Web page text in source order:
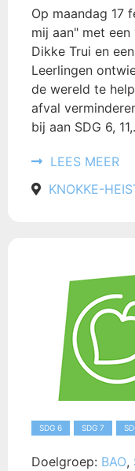
Op maandag 17
mij aan" met
Dikke Trui en
Leerlingen
de wereld te
afval
bij aan SDG 6,
LEES MEER
KNOKKE-
SDG 6 SDG 7
Doelgroep: BAO,